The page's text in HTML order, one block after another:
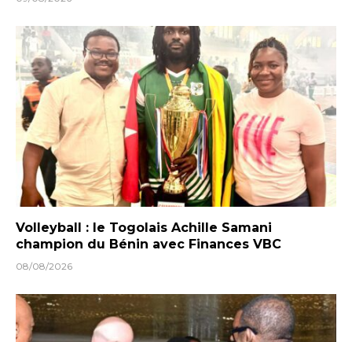
Volleyball : le Togolais Achille Samani
champion du Bénin avec Finances VBC
08/08/2026